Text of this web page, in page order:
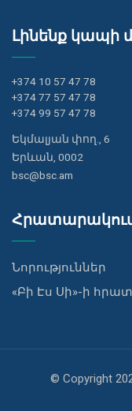
Լինենք կապի
+374 10 57 47 78
+374 77 57 47 78
+374 99 57 47 78
Եկմալյան փող., 6
Երևան, 0002
bsc@bsc.am
Նորություններ
«Բի Էս Սի»-ի
© Copyright